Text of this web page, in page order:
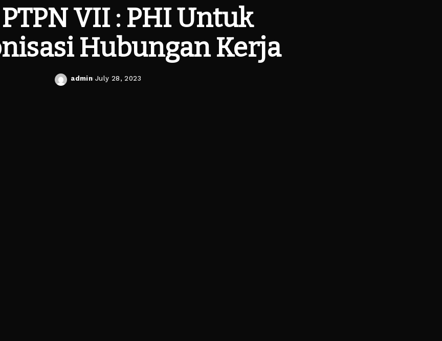
VII : PHI Untuk
Hubungan Kerja
Posted
admin July 28, 2023